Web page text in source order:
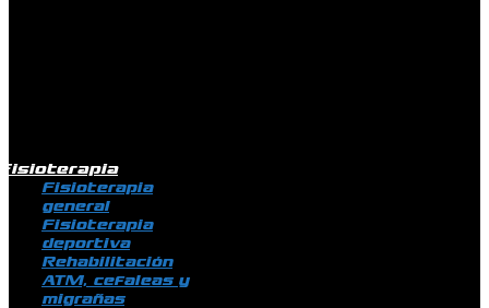
Fisioterapia
general
Fisioterapia
deportiva
Rehabilitación
ATM, cefaleas y
migrañas